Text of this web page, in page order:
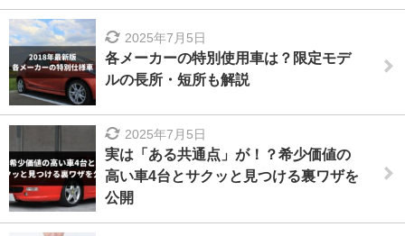
2025年7月5日
各メーカーの特別使用車は？限定モデ
ルの長所・短所も解説
2025年7月5日
実は「ある共通点」が！？希少価値の
高い車4台とサクッと見つける裏ワザを
公開